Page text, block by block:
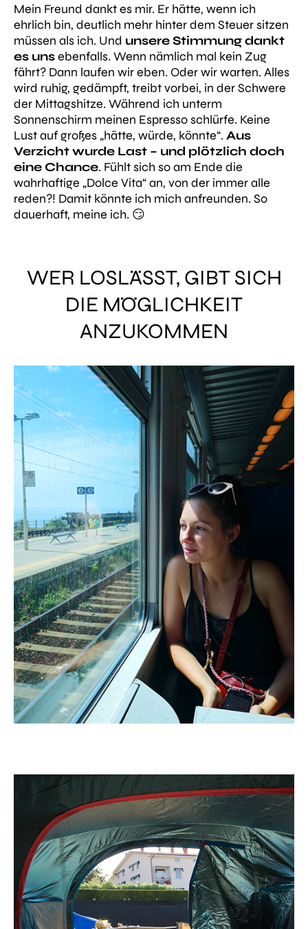
Mein Freund dankt es mir. Er hätte, wenn ich
ehrlich bin, deutlich mehr hinter dem Steuer sitzen
müssen als ich. Und unsere Stimmung dankt
es unsebenfalls. Wenn nämlich mal kein Zug
fährt? Dann laufen wir eben. Oder wir warten. Alles
wird ruhig, gedämpft, treibt vorbei, in der Schwere
der Mittagshitze. Während ich unterm
Sonnenschirm meinen Espresso schlürfe. Keine
Lust auf großes „hätte, würde, könnte“. Aus
Verzicht wurde Last – und plötzlich doch
eine Chance. Fühlt sich so am Ende die
wahrhaftige „Dolce Vita“ an, von der immer alle
reden?! Damit könnte ich mich anfreunden. So
dauerhaft, meine ich. 😏
WER LOSLÄSST, GIBT SICH
DIE MÖGLICHKEIT
ANZUKOMMEN